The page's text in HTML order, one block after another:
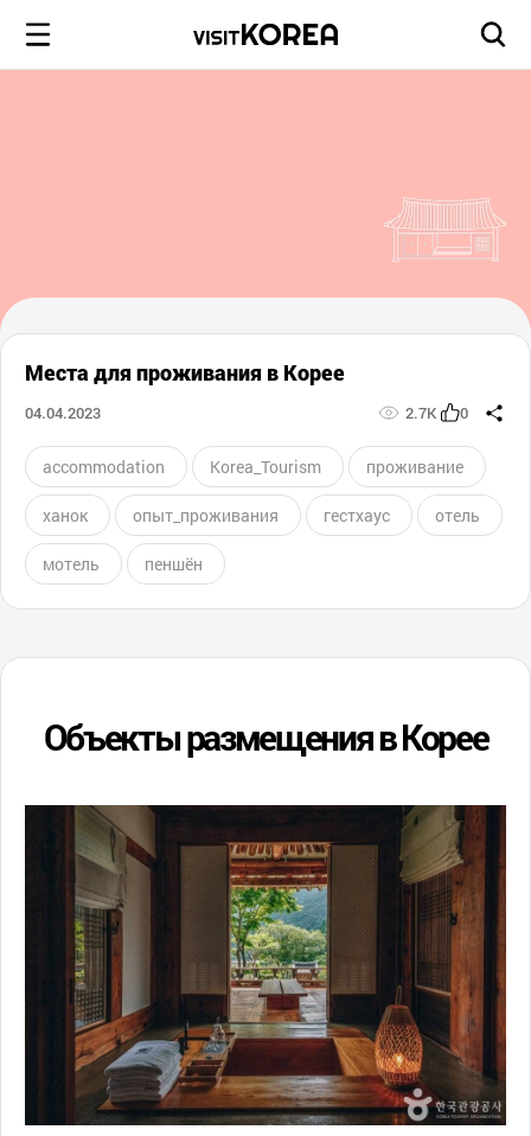
Места для проживания в Корее
04.04.2023 2.7K 0
accommodation Korea_Tourism проживание
ханок опыт_проживания гестхаус отель
мотель пеншён
Объекты размещения в Корее